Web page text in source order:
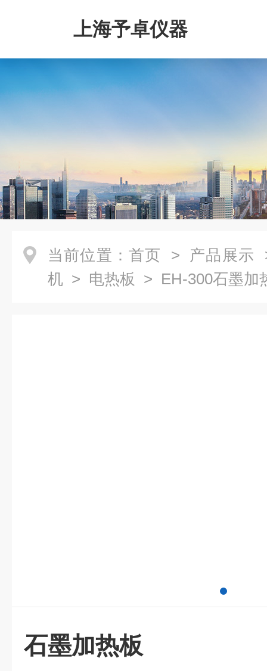
上海予卓仪器
当前位置： 首页 > 产品展示
机 > 电热板 > EH-300石墨加
石墨加热板